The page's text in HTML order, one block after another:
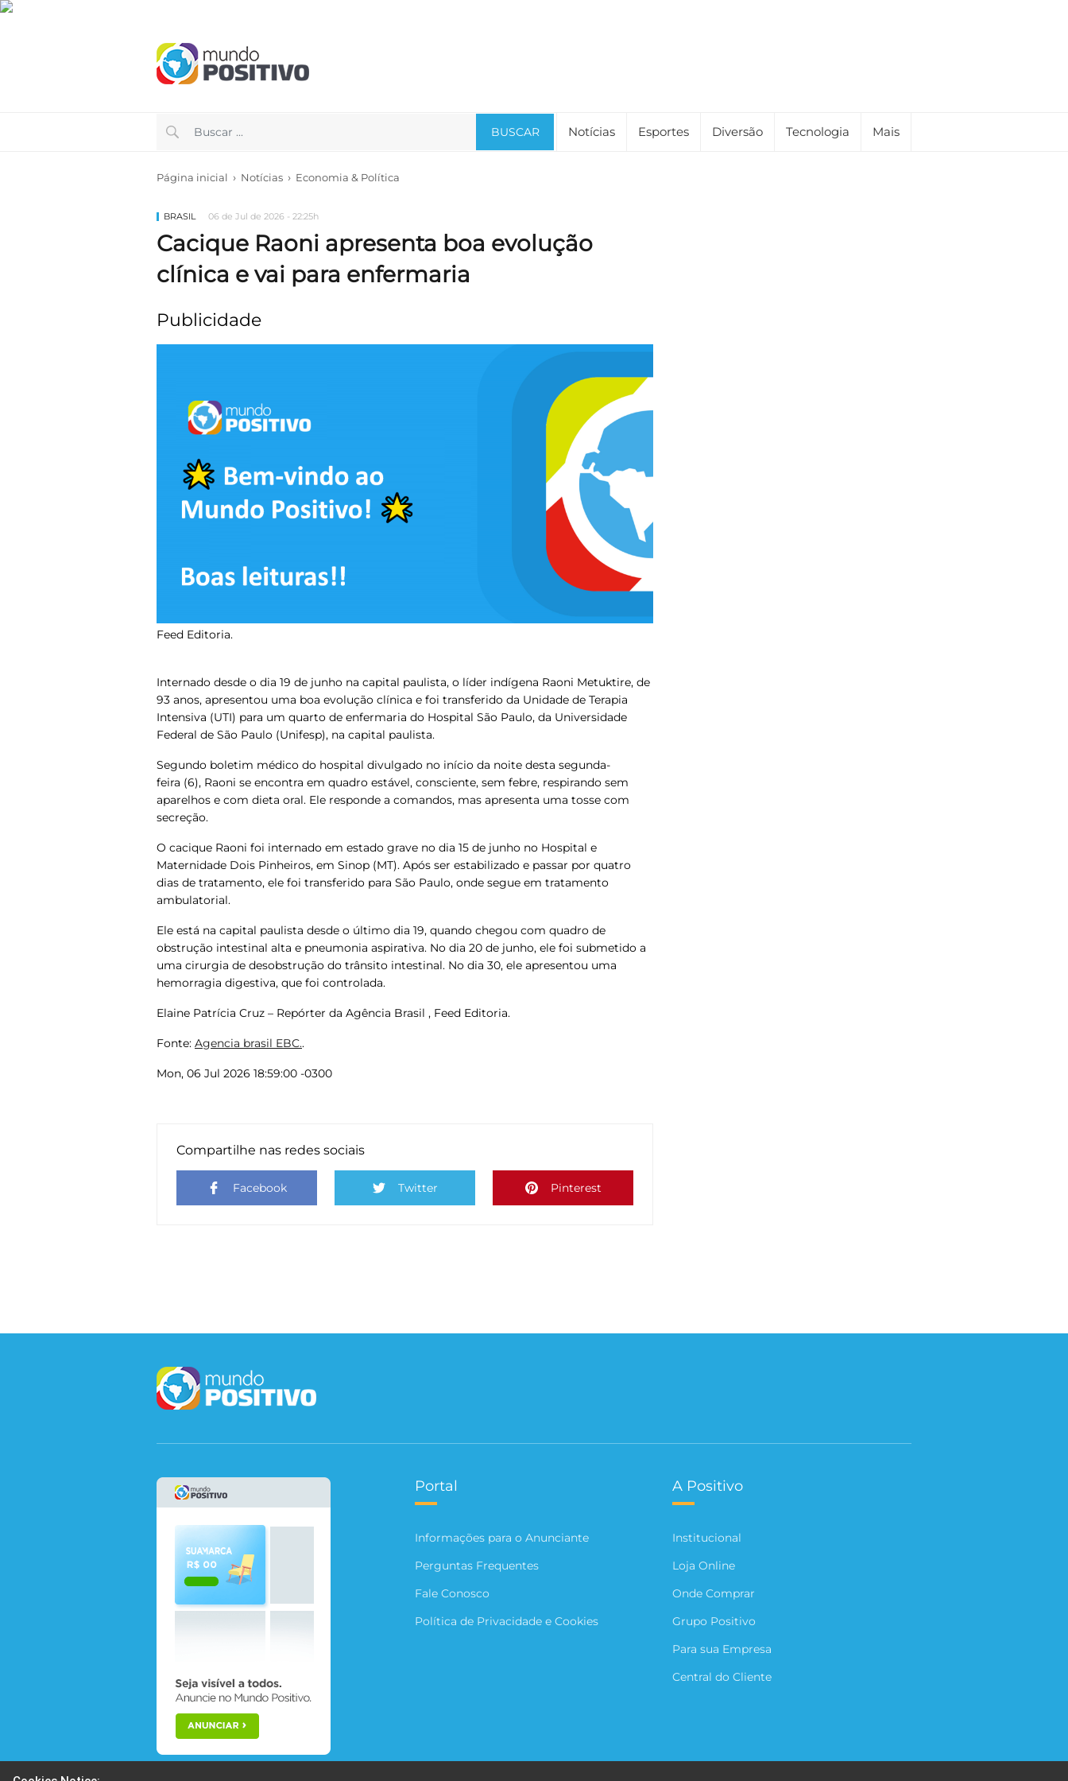
BUSCAR Notícias Esportes Diversão Tecnologia Mais
Página inicial › Notícias › Economia & Política
BRASIL 06 de Jul de 2026 - 22:25h
Cacique Raoni apresenta boa evolução
clínica e vai para enfermaria
Publicidade
Feed Editoria.
Internado desde o dia 19 de junho na capital paulista, o líder indígena Raoni Metuktire, de
93 anos, apresentou uma boa evolução clínica e foi transferido da Unidade de Terapia
Intensiva (UTI) para um quarto de enfermaria do Hospital São Paulo, da Universidade
Federal de São Paulo (Unifesp), na capital paulista.
Segundo boletim médico do hospital divulgado no início da noite desta segunda-
feira (6), Raoni se encontra em quadro estável, consciente, sem febre, respirando sem
aparelhos e com dieta oral. Ele responde a comandos, mas apresenta uma tosse com
secreção.
O cacique Raoni foi internado em estado grave no dia 15 de junho no Hospital e
Maternidade Dois Pinheiros, em Sinop (MT). Após ser estabilizado e passar por quatro
dias de tratamento, ele foi transferido para São Paulo, onde segue em tratamento
ambulatorial.
Ele está na capital paulista desde o último dia 19, quando chegou com quadro de
obstrução intestinal alta e pneumonia aspirativa. No dia 20 de junho, ele foi submetido a
uma cirurgia de desobstrução do trânsito intestinal. No dia 30, ele apresentou uma
hemorragia digestiva, que foi controlada.
Elaine Patrícia Cruz – Repórter da Agência Brasil , Feed Editoria.
Fonte: Agencia brasil EBC..
Mon, 06 Jul 2026 18:59:00 -0300
Compartilhe nas redes sociais
Facebook Twitter Pinterest
Portal
Informações para o Anunciante
Perguntas Frequentes
Fale Conosco
Política de Privacidade e Cookies
A Positivo
Institucional
Loja Online
Onde Comprar
Grupo Positivo
Para sua Empresa
Central do Cliente